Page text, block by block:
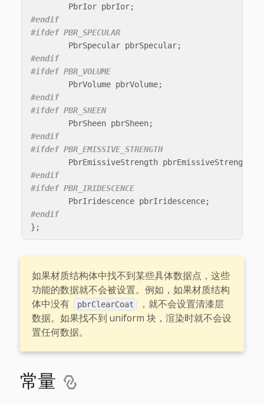
PbrIor pbrIor;
#endif
PbrSpecular pbrSpecular;
#endif
#ifdef PBR_VOLUME
PbrVolume pbrVolume;
#endif
#ifdef PBR_SHEEN
PbrSheen pbrSheen;
#endif
#ifdef PBR_EMISSIVE_STRENGTH
PbrEmissiveStrength pbrEmissiveStrength
#endif
#ifdef PBR_IRIDESCENCE
PbrIridescence pbrIridescence;
#endif
};
如果材质结构体中找不到某些具体数据点，这些
功能的数据就不会被设置。例如，如果材质结构
体中没有
pbrClearCoat
，就不会设置清漆层
数据。如果找不到 uniform 块，渲染时就不会设
置任何数据。
常量